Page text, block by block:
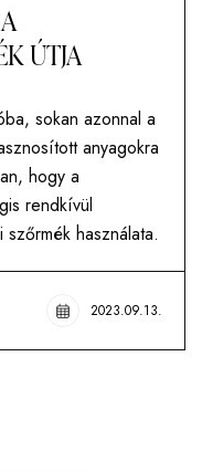
ÚTJA
sokan azonnal a
anyagokra
hogy a
rendkívül
használata.
2023.09.13.